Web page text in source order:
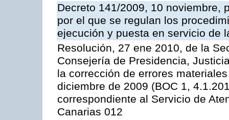
Decreto 141/2009, 10 noviembre,
por el que se regulan los
ejecución y puesta en servicio de
Resolución, 27 ene 2010, de la
Consejería de Presidencia,
la corrección de errores
diciembre de 2009 (BOC 1,
correspondiente al Servicio de
Canarias 012